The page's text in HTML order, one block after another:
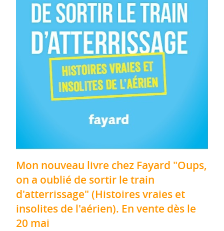
Mon nouveau livre chez Fayard "Oups,
on a oublié de sortir le train
d'atterrissage" (Histoires vraies et
insolites de l'aérien). En vente dès le
20 mai